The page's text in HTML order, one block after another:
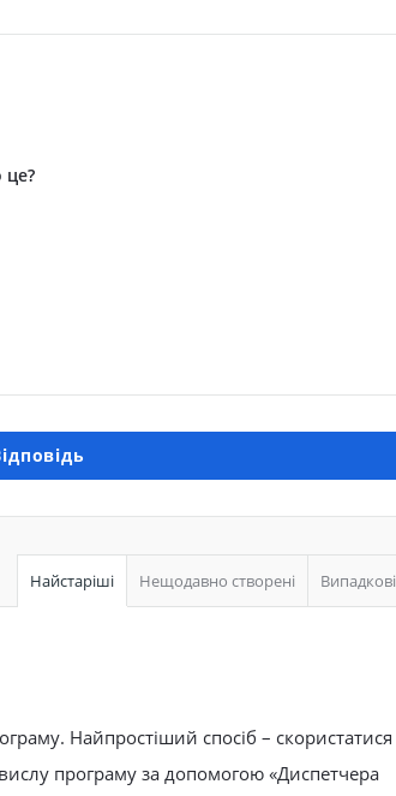
це?
Найстаріші Нещодавно створені Випадкові
Найпростіший спосіб – скористатися
програму за допомогою «Диспетчера